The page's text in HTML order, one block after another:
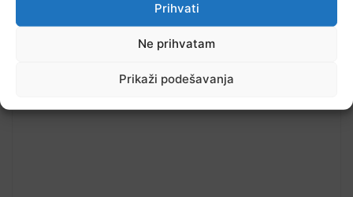
Prihvati
Ne prihvatam
Prikaži podešavanja
Pročitajte...